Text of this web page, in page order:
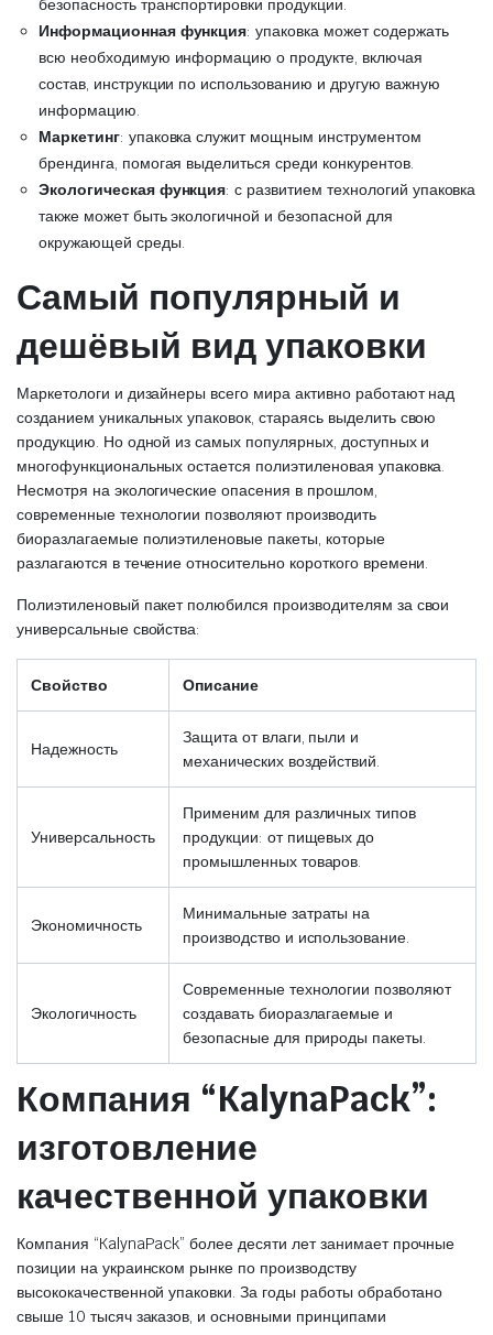
Информационная функция: упаковка может содержать
всю необходимую информацию о продукте, включая
состав, инструкции по использованию и другую важную
информацию.
Маркетинг: упаковка служит мощным инструментом
брендинга, помогая выделиться среди конкурентов.
Экологическая функция: с развитием технологий упаковка
также может быть экологичной и безопасной для
окружающей среды.
Самый популярный и
дешёвый вид упаковки
Маркетологи и дизайнеры всего мира активно работают над
созданием уникальных упаковок, стараясь выделить свою
продукцию. Но одной из самых популярных, доступных и
многофункциональных остается полиэтиленовая упаковка.
Несмотря на экологические опасения в прошлом,
современные технологии позволяют производить
биоразлагаемые полиэтиленовые пакеты, которые
разлагаются в течение относительно короткого времени.
Полиэтиленовый пакет полюбился производителям за свои
универсальные свойства:
Свойство Описание
Надежность
Защита от влаги, пыли и
механических воздействий.
Универсальность
Применим для различных типов
продукции: от пищевых до
промышленных товаров.
Экономичность
Минимальные затраты на
производство и использование.
Экологичность
Современные технологии позволяют
создавать биоразлагаемые и
безопасные для природы пакеты.
Компания “KalynaPack”:
изготовление
качественной упаковки
Компания “KalynaPack” более десяти лет занимает прочные
позиции на украинском рынке по производству
высококачественной упаковки. За годы работы обработано
свыше 10 тысяч заказов, и основными принципами